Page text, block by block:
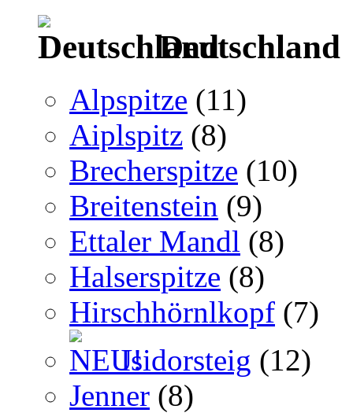
Deutschland
Alpspitze (11)
Aiplspitz (8)
Brecherspitze (10)
Breitenstein (9)
Ettaler Mandl (8)
Halserspitze (8)
Hirschhörnlkopf (7)
Isidorsteig (12)
Jenner (8)